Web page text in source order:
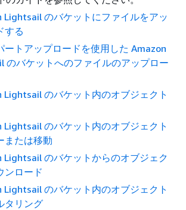
Lightsail のバケットにファイルをアッ
する
ートアップロードを使用した Amazon
のバケットへのファイルのアップロー
Lightsail のバケット内のオブジェクト
Lightsail のバケット内のオブジェクト
または移動
Lightsail のバケットからのオブジェク
ンロード
Lightsail のバケット内のオブジェクト
タリング